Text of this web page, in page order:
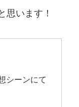
思います！
シーンにて